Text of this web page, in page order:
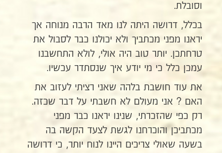
וסובלת.
בכלל, דרושה היתה לנו מאד הרבה מנוחה אך
יראנו מפני מכתביך ולא יכולנו כבר לסבול את
טרחתכן. יותר טוב היה אולי, לולא התחשבנו
עמכן כלל כי מי יודע איך שנסתדר עכשיו.
את עוד חושבת בלהה שאני רציתי לעזוב את
האם ? אני מעולם לא חשבתי על דבר שכזה.
רק כפי שהזכרתי, שנינו יראנו כבר מפני
מכתביכן והוכרחנו לגשת לצעד הקשה בה
בשעה שאולי צריכים היינו לנוח יותר, כי דרושה